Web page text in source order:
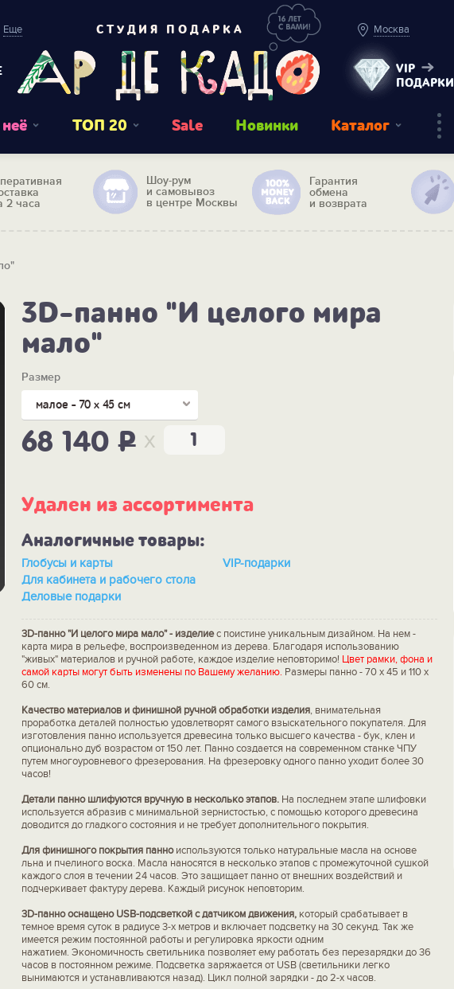
Еще СТУДИЯ ПОДАРКА Москва
VIP
ПОДАРКИ
ТОП 20 Sale Новинки Каталог
2 часа
Шоу-рум
и самовывоз
в центре Москвы
Гарантия
обмена
и возврата
3D-панно "И целого мира
мало"
Размер
малое - 70 х 45 см
68 140P x
Удален из ассортимента
Аналогичные товары:
Глобусы и карты
Для кабинета и рабочего стола
Деловые подарки
VIP-подарки
3D-панно "И целого мира мало" - изделиес поистине уникальным дизайном. На нем -
карта мира в рельефе, воспроизведенном из дерева. Благодаря использованию
"живых" материалов и ручной работе, каждое изделие неповторимо! Цвет рамки, фона и
самой карты могут быть изменены по Вашему желанию. Размеры панно - 70 х 45 и 110 х
60 см.
Качество материалов и финишной ручной обработки изделия, внимательная
проработка деталей полностью удовлетворят самого взыскательного покупателя. Для
изготовления панно используется древесина только высшего качества - бук, клен и
опционально дуб возрастом от 150 лет. Панно создается на современном станке ЧПУ
путем многоуровневого фрезерования. На фрезеровку одного панно уходит более 30
часов!
Детали панно шлифуются вручную в несколько этапов. На последнем этапе шлифовки
используется абразив с минимальной зернистостью, с помощью которого древесина
доводится до гладкого состояния и не требует дополнительного покрытия.
Для финишного покрытия панноиспользуются только натуральные масла на основе
льна и пчелиного воска. Масла наносятся в несколько этапов с промежуточной сушкой
каждого слоя в течении 24 часов. Это защищает панно от внешних воздействий и
подчеркивает фактуру дерева. Каждый рисунок неповторим.
3D-панно оснащено USB-подсветкой с датчиком движения,который срабатывает в
темное время суток в радиусе 3-х метров и включает подсветку на 30 секунд. Так же
имеется режим постоянной работы и регулировка яркости одним
нажатием. Экономичность светильника позволяет ему работать без перезарядки до 36
часов в постоянном режиме. Подсветка заряжается от USB (светильники легко
вынимаются и устанавливаются назад). Цикл полной зарядки - до 2-х часов.